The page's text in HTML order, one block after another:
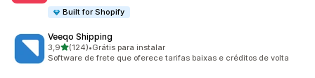
Built for Shopify
Veeqo Shipping
3,9de 5 estrelas
(124)
124 avaliações ao todo
•Grátis para instalar
Software de frete que oferece tarifas baixas e créditos de volta